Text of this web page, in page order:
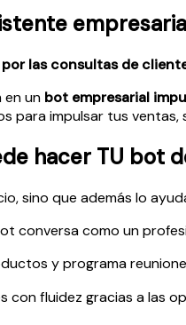
las consultas de
en un bot empresarial
para impulsar tus ventas,
hacer TU bot
sino que además lo
conversa como un
y programa
con fluidez gracias a las